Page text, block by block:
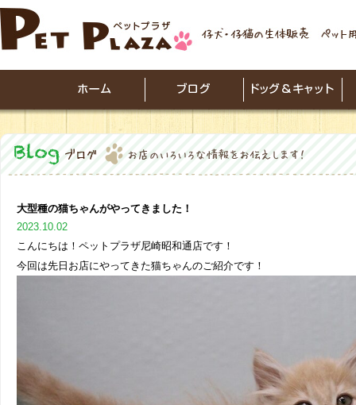
大型種の猫ちゃんがやってきました！
2023.10.02
こんにちは！ペットプラザ尼崎昭和通店です！
今回は先日お店にやってきた猫ちゃんのご紹介です！